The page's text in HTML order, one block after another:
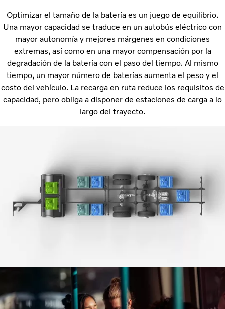
Optimizar el tamaño de la batería es un juego de equilibrio.
Una mayor capacidad se traduce en un autobús eléctrico con
mayor autonomía y mejores márgenes en condiciones
extremas, así como en una mayor compensación por la
degradación de la batería con el paso del tiempo. Al mismo
tiempo, un mayor número de baterías aumenta el peso y el
costo del vehículo. La recarga en ruta reduce los requisitos de
capacidad, pero obliga a disponer de estaciones de carga a lo
largo del trayecto.